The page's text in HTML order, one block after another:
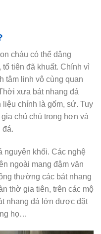
cháu có thể dâng
tiên đã khuất. Chính vì
tâm linh vô cùng quan
xưa bát nhang đá
chính là gốm, sứ. Tuy
chủ chú trọng hơn và
đá.
nguyên khối. Các nghệ
ngoài mang đậm văn
thường các bát nhang
thờ gia tiên, trên các mộ
nhang đá lớn được đặt
họ…